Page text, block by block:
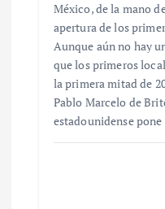
México, de la mano
apertura de los
Aunque aún no hay
que los primeros
la primera mitad de
Pablo Marcelo de
estadounidense